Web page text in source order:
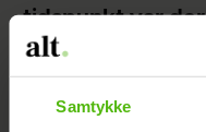
Samtykke
tidspunkt var der
en skillevej"